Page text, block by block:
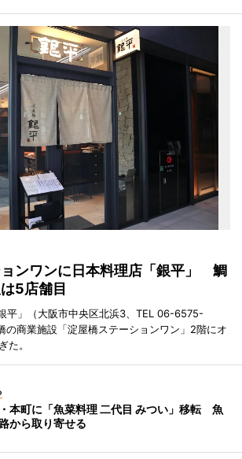
ンワンに日本料理店「銀平」 鯛
5店舗目
平」（大阪市中央区北浜3、TEL 06-6575-
の商業施設「淀屋橋ステーションワン」2階にオ
た。
本町に「魚菜料理 二代目 みつい」移転 魚
から取り寄せる